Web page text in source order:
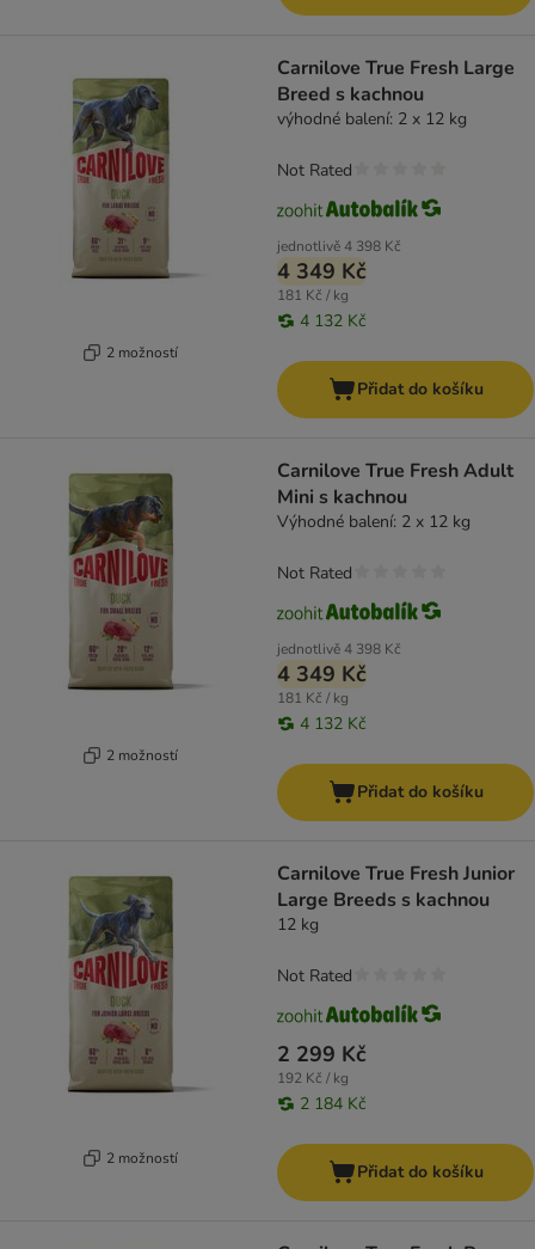
2 možností
Carnilove True Fresh Large
Breed s kachnou
výhodné balení: 2 x 12 kg
jednotlivě4 398 Kč
4 349 Kč
181 Kč / kg
4 132 Kč
Not Rated
Přidat do košíku
2 možností
Carnilove True Fresh Adult
Mini s kachnou
Výhodné balení: 2 x 12 kg
jednotlivě4 398 Kč
4 349 Kč
181 Kč / kg
4 132 Kč
Not Rated
Přidat do košíku
2 možností
Carnilove True Fresh Junior
Large Breeds s kachnou
12 kg
2 299 Kč
192 Kč / kg
2 184 Kč
Not Rated
Přidat do košíku